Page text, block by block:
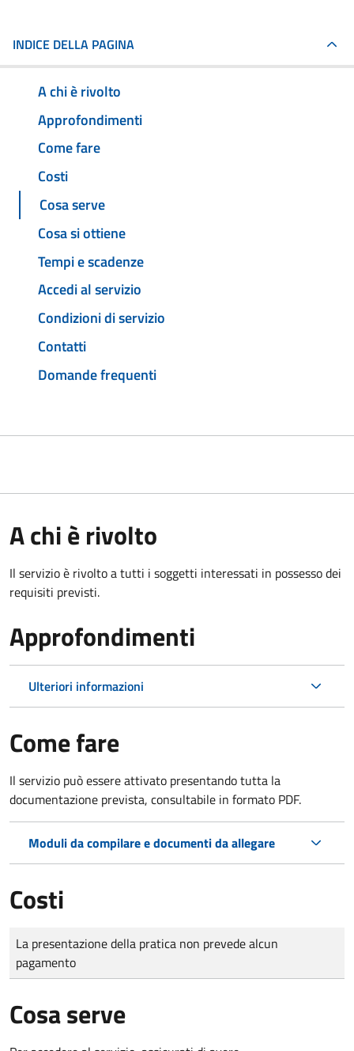
INDICE DELLA PAGINA
A chi è rivolto
Approfondimenti
Come fare
Costi
Cosa serve
Cosa si ottiene
Tempi e scadenze
Accedi al servizio
Condizioni di servizio
Contatti
Domande frequenti
A chi è rivolto
Il servizio è rivolto a tutti i soggetti interessati in possesso dei
requisiti previsti.
Approfondimenti
Ulteriori informazioni
Come fare
Il servizio può essere attivato presentando tutta la
documentazione prevista, consultabile in formato PDF.
Moduli da compilare e documenti da allegare
Costi
Tipo di pagamento
Importo
La presentazione della pratica non prevede alcun
pagamento
Cosa serve